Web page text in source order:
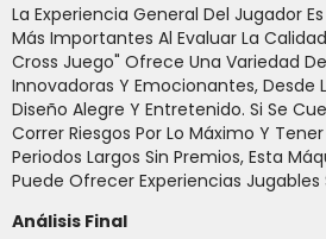
La Experiencia General Del Jugador
Más Importantes Al Evaluar La
Cross Juego" Ofrece Una Variedad
Innovadoras Y Emocionantes, Desde
Diseño Alegre Y Entretenido. Si Se
Correr Riesgos Por Lo Máximo Y
Periodos Largos Sin Premios, Esta
Puede Ofrecer Experiencias
Análisis Final